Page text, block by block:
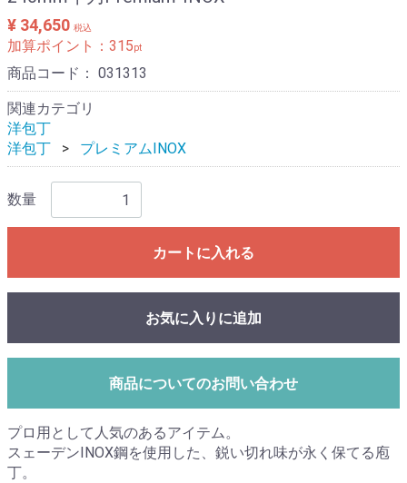
¥ 34,650 税込
加算ポイント： 315pt
商品コード： 031313
関連カテゴリ
洋包丁
洋包丁
プレミアムINOX
数量
カートに入れる
お気に入りに追加
商品についてのお問い合わせ
プロ用として人気のあるアイテム。
スェーデンINOX鋼を使用した、鋭い切れ味が永く保てる庖
丁。